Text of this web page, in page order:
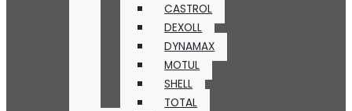
CASTROL
DEXOLL
DYNAMAX
MOTUL
SHELL
TOTAL